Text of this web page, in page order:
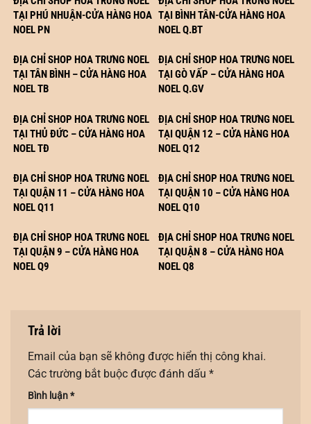
TẠI PHÚ NHUẬN-CỬA HÀNG HOA
NOEL PN
TẠI BÌNH TÂN-CỬA HÀNG HOA
NOEL Q.BT
ĐỊA CHỈ SHOP HOA TRƯNG NOEL
TẠI TÂN BÌNH – CỬA HÀNG HOA
NOEL TB
ĐỊA CHỈ SHOP HOA TRƯNG NOEL
TẠI GÒ VẤP – CỬA HÀNG HOA
NOEL Q.GV
ĐỊA CHỈ SHOP HOA TRƯNG NOEL
TẠI THỦ ĐỨC – CỬA HÀNG HOA
NOEL TĐ
ĐỊA CHỈ SHOP HOA TRƯNG NOEL
TẠI QUẬN 12 – CỬA HÀNG HOA
NOEL Q12
ĐỊA CHỈ SHOP HOA TRƯNG NOEL
TẠI QUẬN 11 – CỬA HÀNG HOA
NOEL Q11
ĐỊA CHỈ SHOP HOA TRƯNG NOEL
TẠI QUẬN 10 – CỬA HÀNG HOA
NOEL Q10
ĐỊA CHỈ SHOP HOA TRƯNG NOEL
TẠI QUẬN 9 – CỬA HÀNG HOA
NOEL Q9
ĐỊA CHỈ SHOP HOA TRƯNG NOEL
TẠI QUẬN 8 – CỬA HÀNG HOA
NOEL Q8
Trả lời
Email của bạn sẽ không được hiển thị công khai.
Các trường bắt buộc được đánh dấu *
Bình luận*